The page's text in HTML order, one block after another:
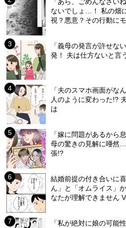
ないでしょ…！ 私の畑
視？悪意？その行動に
「義母の発言が許せな
発！ 夫は仕方ないと言
「夫のスマホ画面がな
人のように変わった!?
は
「嫁に問題があるから
母の驚きの見解に唖然
張!?
結婚前提の付き合いに
ん」と「オムライス」
なたが理解できません
「私が絶対に娘の可能